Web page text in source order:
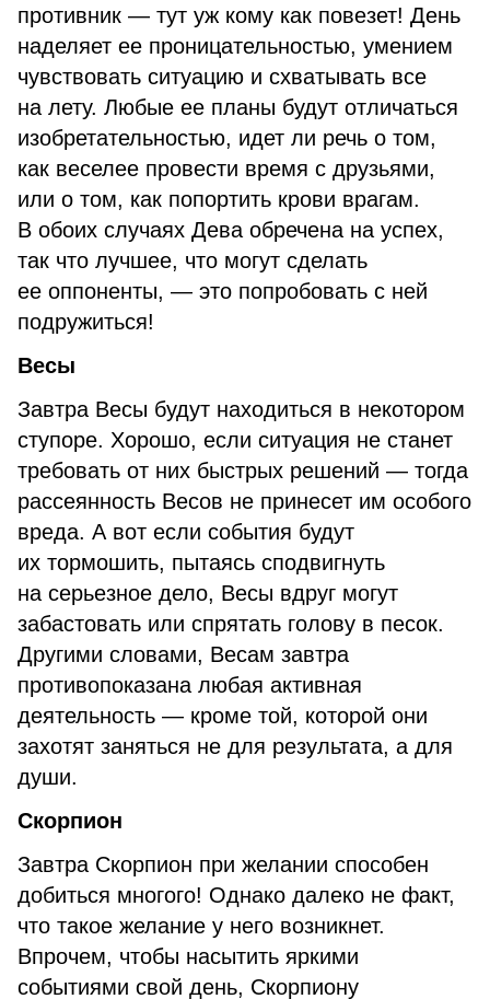
противник — тут уж кому как повезет! День
наделяет ее проницательностью, умением
чувствовать ситуацию и схватывать все
на лету. Любые ее планы будут отличаться
изобретательностью, идет ли речь о том,
как веселее провести время с друзьями,
или о том, как попортить крови врагам.
В обоих случаях Дева обречена на успех,
так что лучшее, что могут сделать
ее оппоненты, — это попробовать с ней
подружиться!
Весы
Завтра Весы будут находиться в некотором
ступоре. Хорошо, если ситуация не станет
требовать от них быстрых решений — тогда
рассеянность Весов не принесет им особого
вреда. А вот если события будут
их тормошить, пытаясь сподвигнуть
на серьезное дело, Весы вдруг могут
забастовать или спрятать голову в песок.
Другими словами, Весам завтра
противопоказана любая активная
деятельность — кроме той, которой они
захотят заняться не для результата, а для
души.
Скорпион
Завтра Скорпион при желании способен
добиться многого! Однако далеко не факт,
что такое желание у него возникнет.
Впрочем, чтобы насытить яркими
событиями свой день, Скорпиону